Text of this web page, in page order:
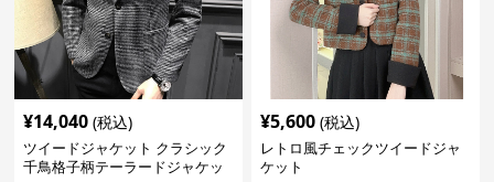
¥14,040 (税込)
ツイードジャケット クラシック
千鳥格子柄テーラードジャケッ
¥5,600 (税込)
レトロ風チェックツイードジャ
ケット